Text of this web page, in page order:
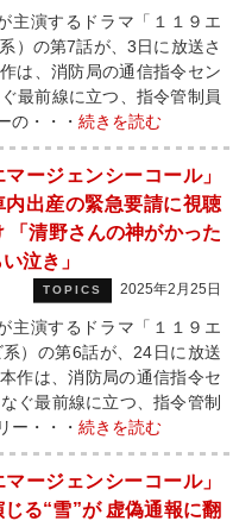
主演するドラマ「１１９エ
）の第7話が、3日に放送さ
は、消防局の通信指令セン
最前線に立つ、指令管制員
の・・・ 続きを読む
マージェンシーコール」
内出産の緊急要請に視聴
「清野さんの神がかった
泣き」
TOPICS 2025年2月25日
主演するドラマ「１１９エ
）の第6話が、24日に放送
作は、消防局の通信指令セ
ぐ最前線に立つ、指令管制
ー・・・ 続きを読む
マージェンシーコール」
る“雪”が 虚偽通報に翻